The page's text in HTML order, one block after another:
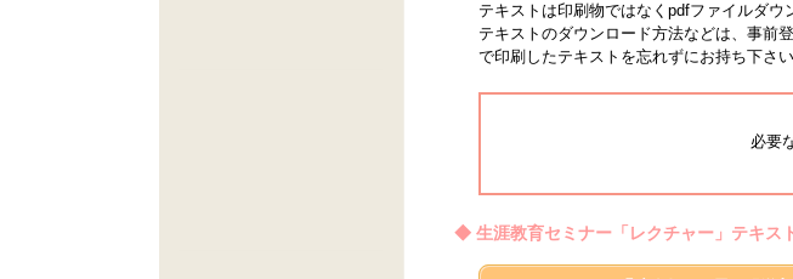
テキストは印刷物ではなくpdfファイルダウ
テキストのダウンロード方法などは、事前
で印刷したテキストを忘れずにお持ち下さい
必要
◆ 生涯教育セミナー「レクチャー」テキス